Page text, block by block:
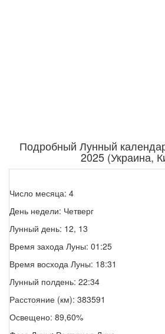
Подробный Лунный
2025 (Украина,
Число месяца: 4
День недели: Четверг
Лунный день: 12, 13
Время захода Луны: 01:25
Время восхода Луны: 18:31
Лунный полдень: 22:34
Расстояние (км): 383591
Освещено: 89,60%